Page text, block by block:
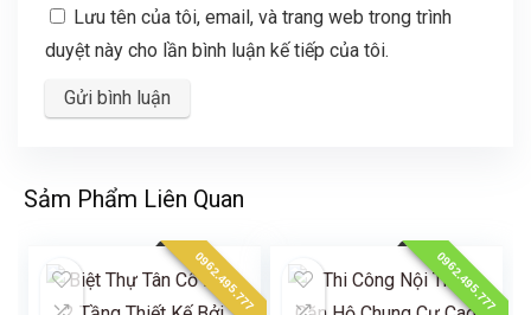
Lưu tên của tôi, email, và trang web trong trình
duyệt này cho lần bình luận kế tiếp của tôi.
Sảm Phẩm Liên Quan
0962.495.777 0962.495.777